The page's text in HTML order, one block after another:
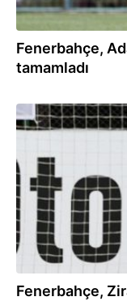
Fenerbahçe,
tamamladı
16.01.2024
Fenerbahçe,